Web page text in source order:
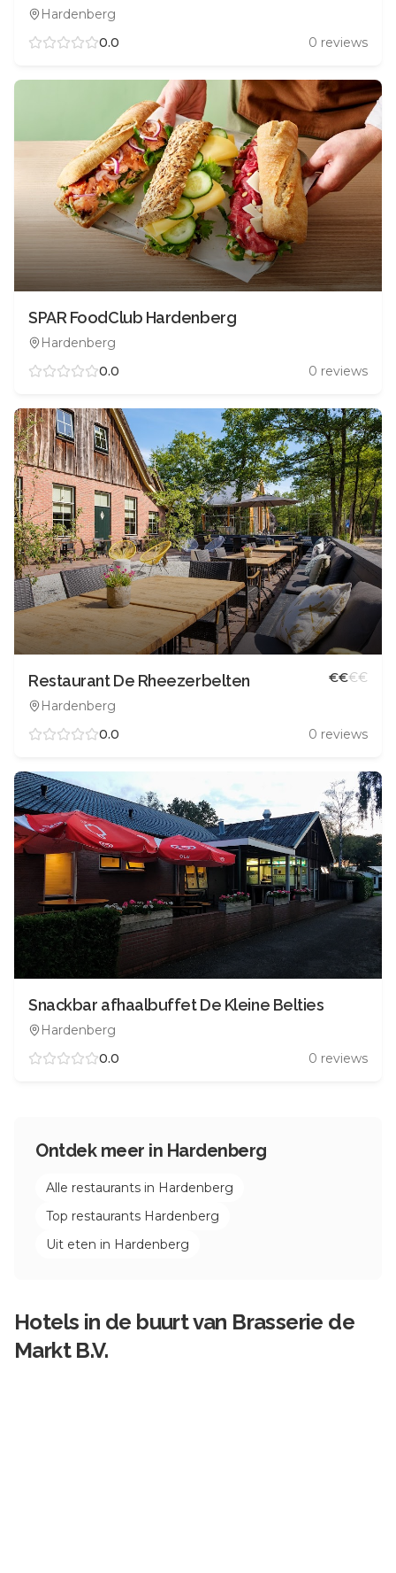
Hardenberg
0.0
0 reviews
SPAR FoodClub Hardenberg
Hardenberg
0.0
0 reviews
Restaurant De Rheezerbelten
Hardenberg
€€€€
0.0 0 reviews
Snackbar afhaalbuffet De Kleine Belties
Hardenberg
0.0
0 reviews
Ontdek meer in Hardenberg
Alle restaurants in Hardenberg
Top restaurants Hardenberg
Uit eten in Hardenberg
Hotels in de buurt van Brasserie de
Markt B.V.